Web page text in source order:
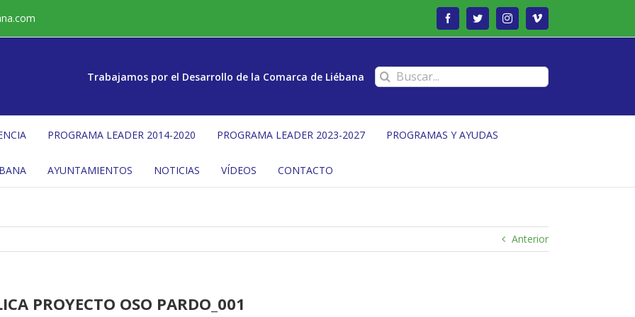
FacebookTwitterInstagramVimeo
Trabajamos por el Desarrollo de la Comarca de Liébana Buscar:
PROGRAMA LEADER 2014-2020 PROGRAMA LEADER 2023-2027 PROGRAMAS Y AYUDAS
AYUNTAMIENTOS NOTICIAS VÍDEOS CONTACTO
Anterior
PROYECTO OSO PARDO_001